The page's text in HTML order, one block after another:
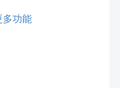
多功能